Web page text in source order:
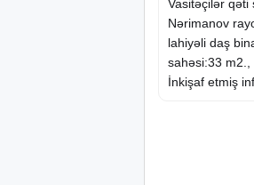
Vasitəçilər qəti
Nərimanov
lahiyəli daş
sahəsi:33 m2.,
İnkişaf etmiş